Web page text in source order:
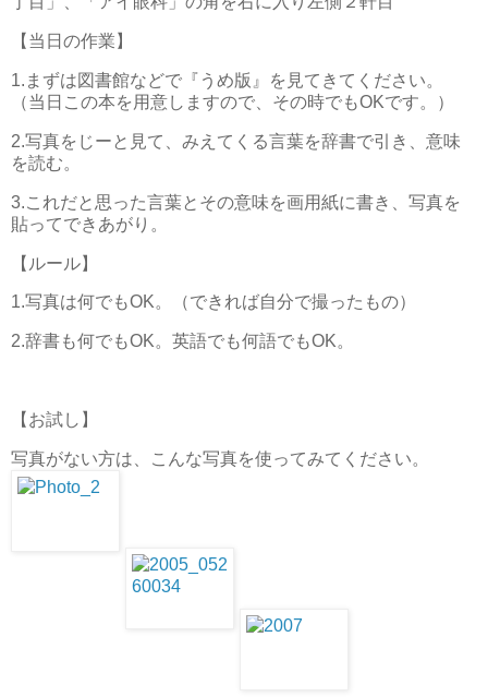
【当日の作業】
1.まずは図書館などで『うめ版』を見てきてください。
（当日この本を用意しますので、その時でもOKです。）
2.写真をじーと見て、みえてくる言葉を辞書で引き、意味
を読む。
3.これだと思った言葉とその意味を画用紙に書き、写真を
貼ってできあがり。
【ルール】
1.写真は何でもOK。（できれば自分で撮ったもの）
2.辞書も何でもOK。英語でも何語でもOK。
【お試し】
写真がない方は、こんな写真を使ってみてください。